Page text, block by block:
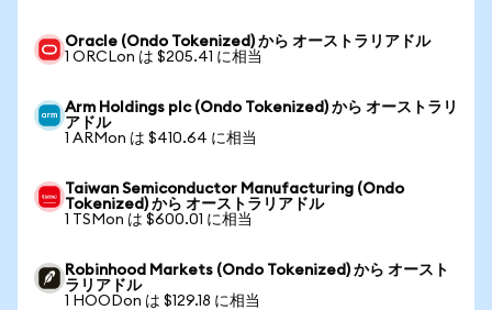
Oracle (Ondo Tokenized) から オーストラリアドル
1 ORCLon は $205.41 に相当
Arm Holdings plc (Ondo Tokenized) から オーストラリ
アドル
1 ARMon は $410.64 に相当
Taiwan Semiconductor Manufacturing (Ondo
Tokenized) から オーストラリアドル
1 TSMon は $600.01 に相当
Robinhood Markets (Ondo Tokenized) から オースト
ラリアドル
1 HOODon は $129.18 に相当